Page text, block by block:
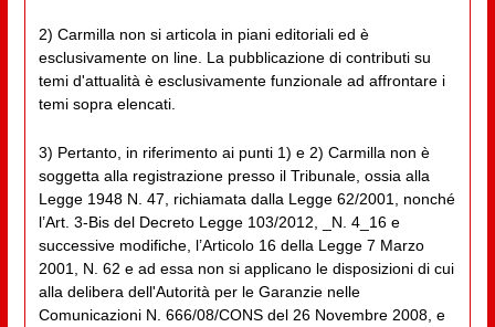
2) Carmilla non si articola in piani editoriali ed è
esclusivamente on line. La pubblicazione di contributi su
temi d'attualità è esclusivamente funzionale ad affrontare i
temi sopra elencati.
3) Pertanto, in riferimento ai punti 1) e 2) Carmilla non è
soggetta alla registrazione presso il Tribunale, ossia alla
Legge 1948 N. 47, richiamata dalla Legge 62/2001, nonché
l’Art. 3-Bis del Decreto Legge 103/2012, _N. 4_16 e
successive modifiche, l’Articolo 16 della Legge 7 Marzo
2001, N. 62 e ad essa non si applicano le disposizioni di cui
alla delibera dell'Autorità per le Garanzie nelle
Comunicazioni N. 666/08/CONS del 26 Novembre 2008, e